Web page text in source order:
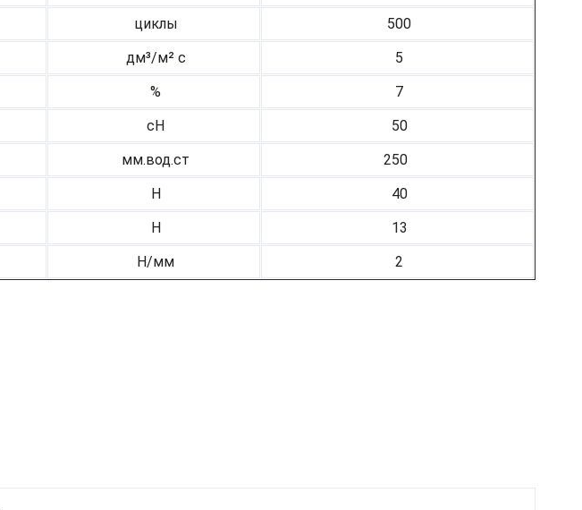
циклы
500
дм³/м² с
5
%
7
cH
50
мм.вод.ст
250
H
40
H
13
Н/мм 2